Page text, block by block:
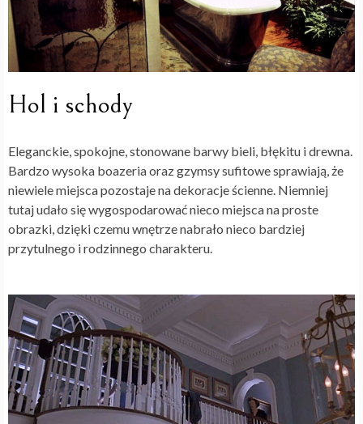
Hol i schody
Eleganckie, spokojne, stonowane barwy bieli, błękitu i drewna.
Bardzo wysoka boazeria oraz gzymsy sufitowe sprawiają, że
niewiele miejsca pozostaje na dekoracje ścienne. Niemniej
tutaj udało się wygospodarować nieco miejsca na proste
obrazki, dzięki czemu wnętrze nabrało nieco bardziej
przytulnego i rodzinnego charakteru.